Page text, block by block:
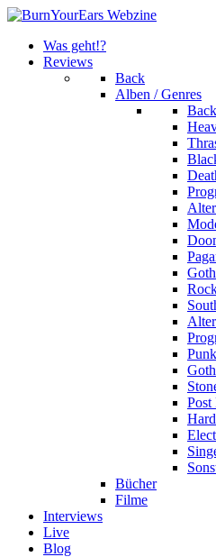
Was geht!?
Reviews
Back
Alben / Genres
Back
Post
Bücher
Filme
Interviews
Live
Blog